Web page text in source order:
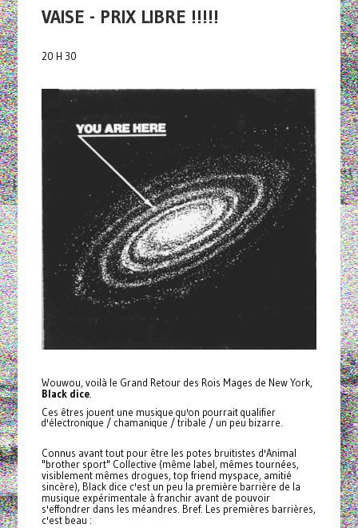
VAISE - PRIX LIBRE !!!!!
20 H 30
Wouwou, voilà le Grand Retour des Rois Mages de New York,
Black dice.
Ces êtres jouent une musique qu'on pourrait qualifier
d'électronique / chamanique / tribale / un peu bizarre.
Connus avant tout pour être les potes bruitistes d'Animal
"brother sport" Collective (même label, mêmes tournées,
visiblement mêmes drogues, top friend myspace, amitié
sincère), Black dice c'est un peu la première barrière de la
musique expérimentale à franchir avant de pouvoir
s'effondrer dans les méandres. Bref. Les premières barrières,
c'est beau :